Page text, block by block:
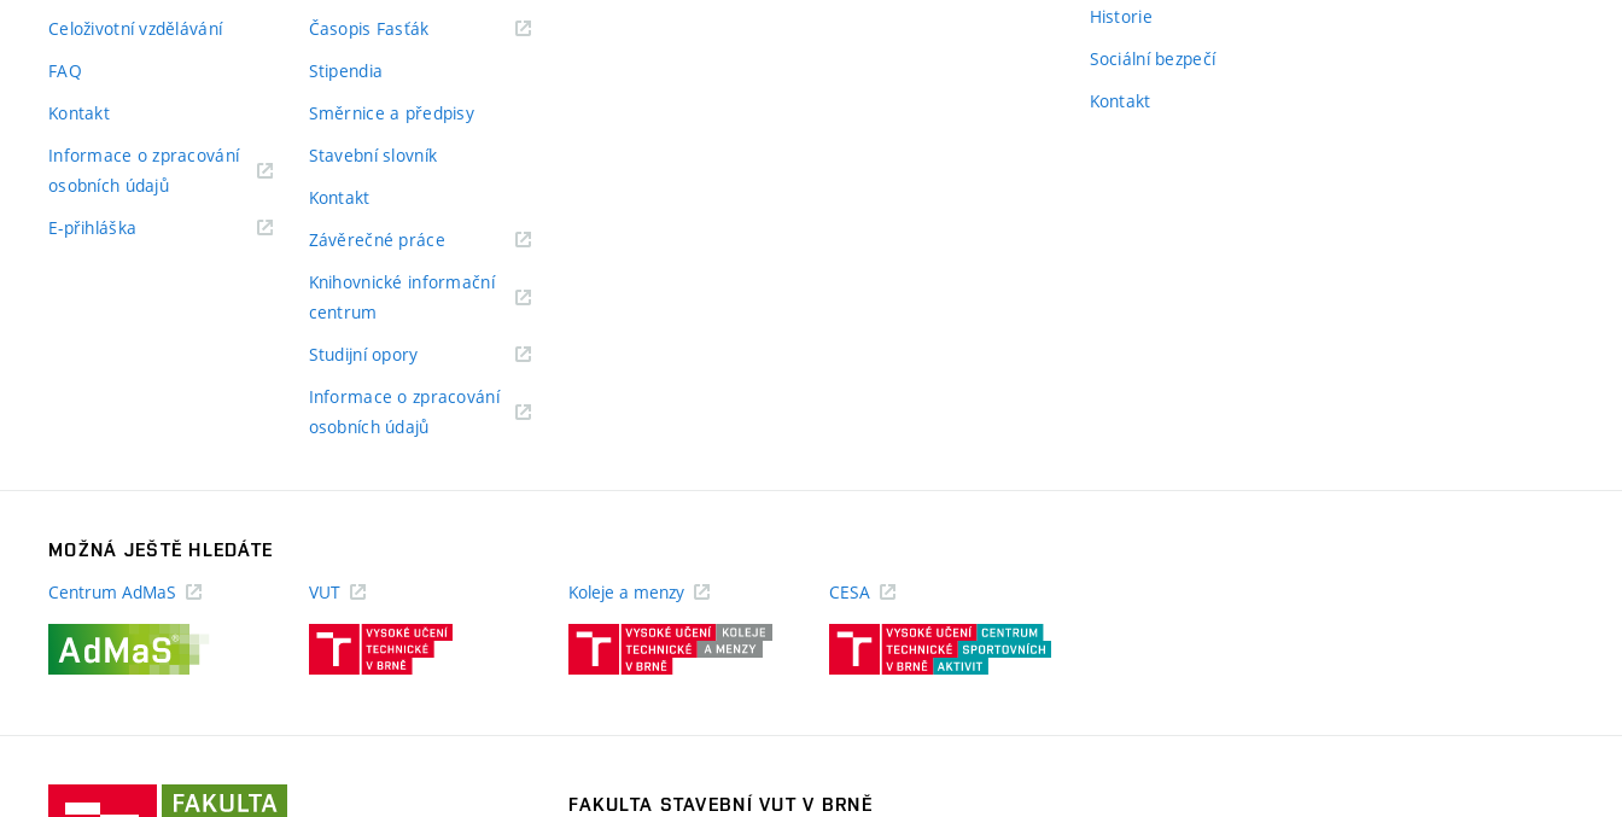
Celoživotní vzdělávání
FAQ
Kontakt
Informace o zpracování
osobních údajů(externí
E-přihláška
Časopis Fasťák(externí
Stipendia
Směrnice a předpisy
Stavební slovník
Kontakt
Závěrečné práce(externí
Knihovnické informační
centrum
Studijní opory(externí
Informace o zpracování
osobních údajů(externí
Historie
Sociální bezpečí
Kontakt
MOŽNÁ JEŠTĚ HLEDÁTE
Centrum AdMaS
VUT
(externí
Koleje a menzy
(externí
CESA
FAKULTA STAVEBNÍ VUT V BRNĚ